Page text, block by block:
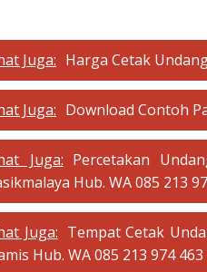
Juga: Harga Cetak
Juga: Download Contoh
Juga: Percetakan
Hub. WA 085 213
Juga: Tempat Cetak
Hub. WA 085 213 974 463